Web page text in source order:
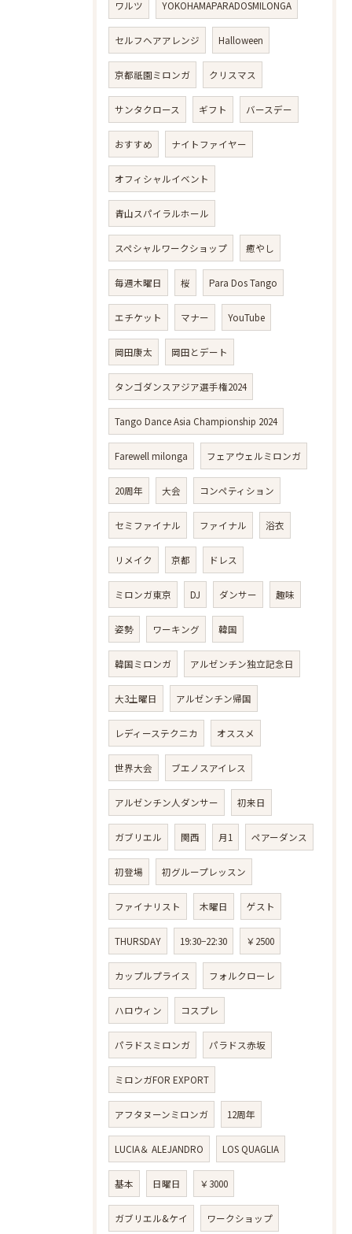
ワルツ YOKOHAMAPARADOSMILONGA
セルフヘアアレンジ Halloween
京都祇園ミロンガ クリスマス
サンタクロース ギフト バースデー
おすすめ ナイトファイヤー
オフィシャルイベント
青山スパイラルホール
スペシャルワークショップ 癒やし
毎週木曜日 桜 Para Dos Tango
エチケット マナー YouTube
岡田康太 岡田とデート
タンゴダンスアジア選手権2024
Tango Dance Asia Championship 2024
Farewell milonga フェアウェルミロンガ
20周年 大会 コンペティション
セミファイナル ファイナル 浴衣
リメイク 京都 ドレス
ミロンガ東京 DJ ダンサー 趣味
姿勢 ワーキング 韓国
韓国ミロンガ アルゼンチン独立記念日
大3土曜日 アルゼンチン帰国
レディーステクニカ オススメ
世界大会 ブエノスアイレス
アルゼンチン人ダンサー 初来日
ガブリエル 関西 月1 ペアーダンス
初登場 初グループレッスン
ファイナリスト 木曜日 ゲスト
THURSDAY 19:30−22:30 ￥2500
カップルプライス フォルクローレ
ハロウィン コスプレ
パラドスミロンガ パラドス赤坂
ミロンガFOR EXPORT
アフタヌーンミロンガ 12周年
LUCIA＆ ALEJANDRO LOS QUAGLIA
基本 日曜日 ￥3000
ガブリエル&ケイ ワークショップ